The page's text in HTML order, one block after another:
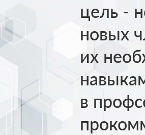
цель -
новых
их
в